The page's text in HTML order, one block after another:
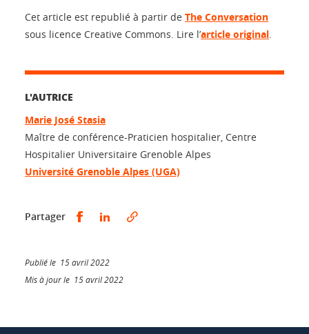
Cet article est republié à partir de The Conversation
sous licence Creative Commons. Lire l’article original.
L'AUTRICE
Marie José Stasia
Maître de conférence-Praticien hospitalier, Centre
Hospitalier Universitaire Grenoble Alpes
Université Grenoble Alpes (UGA)
Partager Partager sur Facebook
Partager sur LinkedIn
Publié le 15 avril 2022
Mis à jour le 15 avril 2022